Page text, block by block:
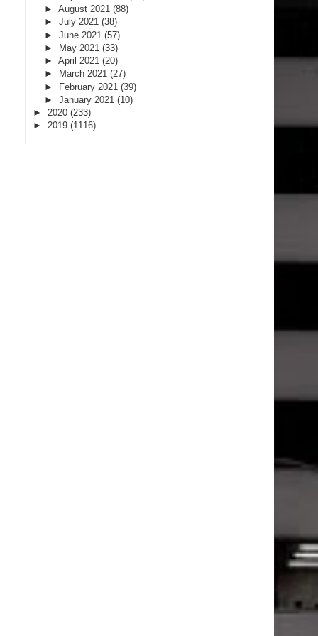
► August 2021 (88)
► July 2021 (38)
► June 2021 (57)
►
May 2021 (33)
► April 2021 (20)
►
March 2021 (27)
► February 2021 (39)
► January 2021 (10)
► 2020 (233)
► 2019 (1116)